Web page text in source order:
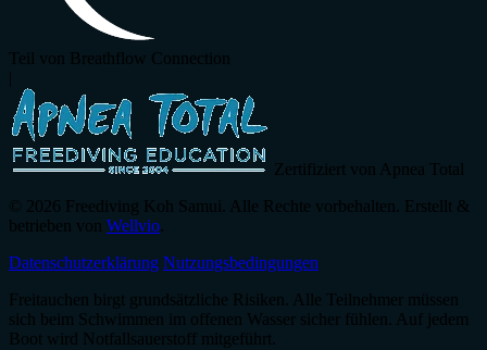
Teil von Breathflow Connection
Zertifiziert von Apnea Total
© 2026 Freediving Koh Samui. Alle Rechte vorbehalten. Erstellt &
betrieben von Wellvio
Datenschutzerklärung Nutzungsbedingungen
Freitauchen birgt grundsätzliche Risiken. Alle Teilnehmer müssen
sich beim Schwimmen im offenen Wasser sicher fühlen. Auf jedem
Boot wird Notfallsauerstoff mitgeführt.